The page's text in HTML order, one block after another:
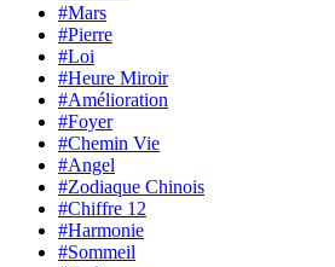
#Mars
#Pierre
#Loi
#Heure Miroir
#Amélioration
#Foyer
#Chemin Vie
#Angel
#Zodiaque Chinois
#Chiffre 12
#Harmonie
#Sommeil